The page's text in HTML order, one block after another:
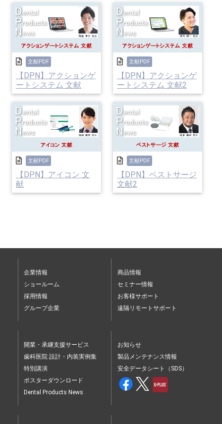
文献PDF
【DPN】アクションゲ
ートシステム 文献
文献PDF
【DPN】アクションゲ
ートシステム 文献2
文献PDF
【DPN】アイコン 文
献
文献PDF
【DPN】ベストサージ
文献2
企業情報
ショールーム
採用情報
グループ企業
商品情報
セミナー情報
お客様サポート
遠隔リモートサポート
開業・承継支援サービス
歯科医院 設計・内装実例集
特別講演
ポスターダウンロード
Dental Products News
お知らせ
製品メンテナンス情報
安全データシート（SDS）